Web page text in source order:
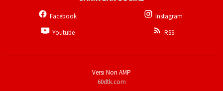
Facebook
Instagram
Youtube
RSS
Versi Non AMP
60dtk.com